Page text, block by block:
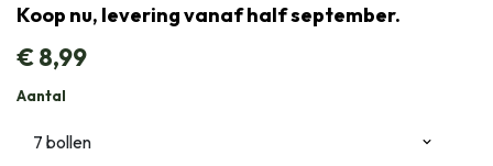
Koop nu, levering vanaf half september.
€8,99
Aantal